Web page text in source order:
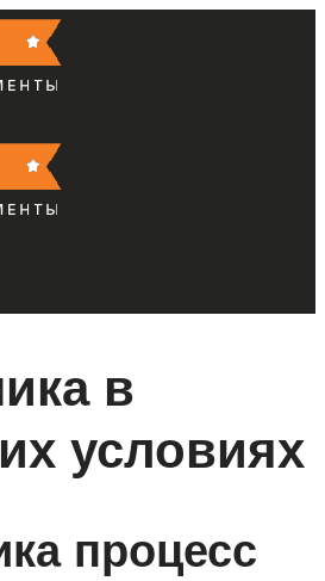
в
условиях
процесс